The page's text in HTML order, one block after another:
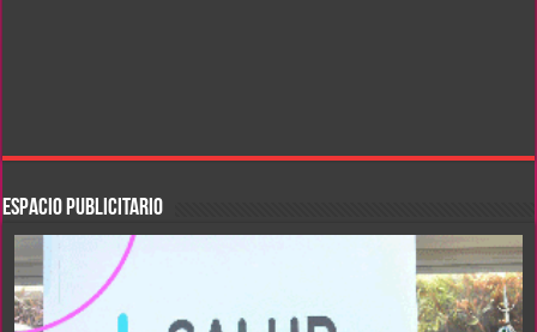
ESPACIO PUBLICITARIO